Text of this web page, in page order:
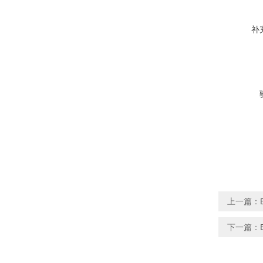
补
上一篇：
下一篇：